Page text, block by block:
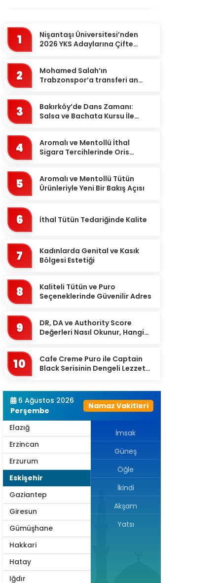
1
Nişantaşı Üniversitesi’nden
2026 YKS Adaylarına Çifte
2
Mohamed Salah’ın
Trabzonspor’a transferi an
3
Bakırköy’de Dans Zamanı:
Salsa ve Bachata Kursu İle
4
Aromalı ve Mentollü İthal
Sigara Tercihlerinde Oris
5
Aromalı ve Mentollü Tütün
Ürünleriyle Yeni Bir Bakış Açısı
6 İthal Tütün Tedariğinde Kalite
7
Kadınlarda Genital ve Kasık
Bölgesi Estetiği
8
Kaliteli Tütün ve Puro
Seçeneklerinde Güvenilir Adres
9
DR, DA ve Authority Score
Değerleri Nasıl Okunur, Hangi
10
Cafe Creme Puro ile Captain
Black Serisinin Dengeli Lezzet
6 Ağustos 2026
Perşembe
Namaz Vakitleri
Aksaray
Amasya
Antalya
Artvin
Aydın
Balıkesir
Bartın
Batman
Bayburt
Bilecik
Bingöl
Bitlis
Bolu
Bursa
Çankırı
Denizli
Diyarbakır
Düzce
Edirne
Elazığ
Erzincan
Erzurum
Eskişehir
Gaziantep
Giresun
Gümüşhane
Hakkari
Hatay
Iğdır
İmsak
Güneş
Öğle
İkindi
Akşam
Yatsı